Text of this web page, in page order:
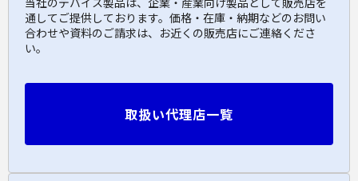
通してご提供しております。価格・在庫・納期などのお問い
合わせや資料のご請求は、お近くの販売店にご連絡くださ
い。
取扱い代理店一覧